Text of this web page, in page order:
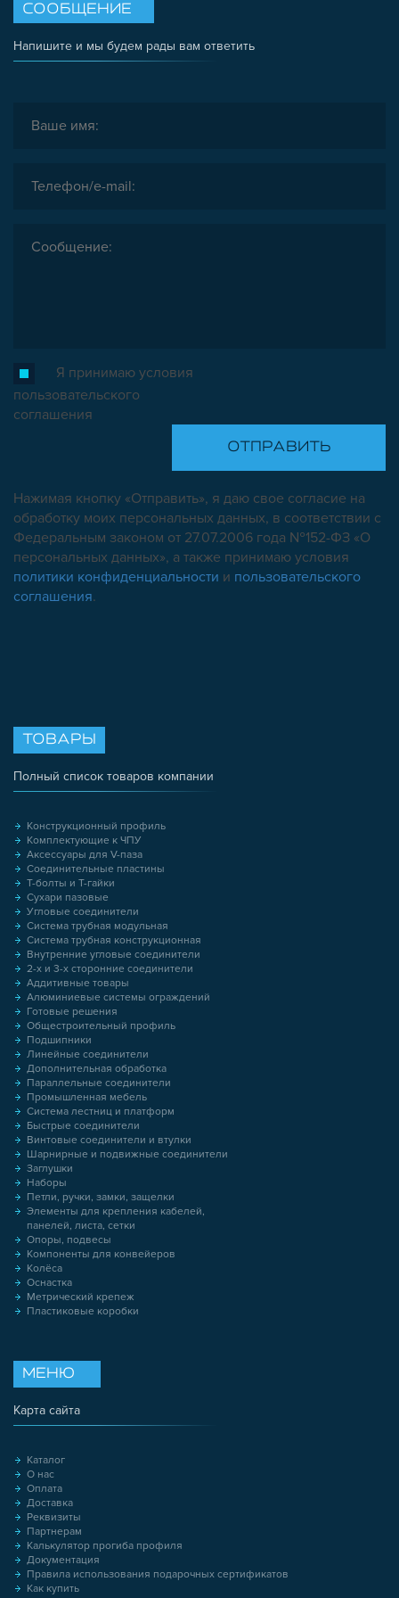
СООБЩЕНИЕ
Напишите и мы будем рады вам ответить
Я принимаю условия
пользовательского
соглашения
Нажимая кнопку «Отправить», я даю свое согласие на
обработку моих персональных данных, в соответствии с
Федеральным законом от 27.07.2006 года №152-ФЗ «О
персональных данных», а также принимаю условия
политики конфиденциальности и пользовательского
соглашения.
ТОВАРЫ
Полный список товаров компании
Конструкционный профиль
Комплектующие к ЧПУ
Аксессуары для V-паза
Соединительные пластины
Т-болты и Т-гайки
Сухари пазовые
Угловые соединители
Система трубная модульная
Система трубная конструкционная
Внутренние угловые соединители
2-х и 3-х сторонние соединители
Аддитивные товары
Алюминиевые системы ограждений
Готовые решения
Общестроительный профиль
Подшипники
Линейные соединители
Дополнительная обработка
Параллельные соединители
Промышленная мебель
Система лестниц и платформ
Быстрые соединители
Винтовые соединители и втулки
Шарнирные и подвижные соединители
Заглушки
Наборы
Петли, ручки, замки, защелки
Элементы для крепления кабелей,
панелей, листа, сетки
Опоры, подвесы
Компоненты для конвейеров
Колёса
Оснастка
Метрический крепеж
Пластиковые коробки
МЕНЮ
Карта сайта
Каталог
О нас
Оплата
Доставка
Реквизиты
Партнерам
Калькулятор прогиба профиля
Документация
Правила использования подарочных сертификатов
Как купить